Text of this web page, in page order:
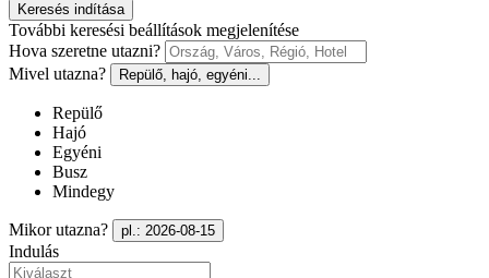
Keresés indítása
További keresési beállítások megjelenítése
Hova szeretne utazni?
Mivel utazna?
Repülő, hajó, egyéni...
Repülő
Hajó
Egyéni
Busz
Mindegy
Mikor utazna? pl.: 2026-08-15
Indulás